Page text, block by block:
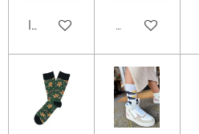
In winkelwagenUitverkocht